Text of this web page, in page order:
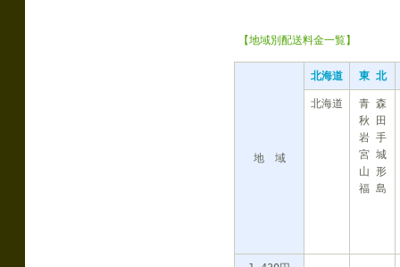
【地域別配送料金一覧】
地 域
北海道 東 北
北海道
青 森
秋 田
岩 手
宮 城
山 形
福 島